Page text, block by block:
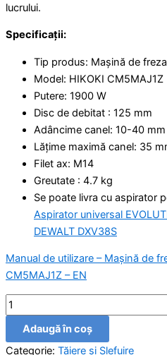
lucrului.
Specificații:
Tip produs: Mașină de
Model: HIKOKI CM5MAJ1Z
Putere: 1900 W
Disc de debitat : 125 mm
Adâncime canel: 10-40 mm
Lățime maximă canel: 35
Filet ax: M14
Greutate : 4.7 kg
Se poate livra cu aspirator
Aspirator universal
DEWALT DXV38S
Manual de utilizare – Mașină de
CM5MAJ1Z – EN
Adaugă în coș
Categorie: Tăiere și Şlefuire